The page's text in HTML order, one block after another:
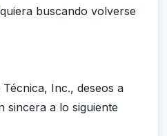
buscando volverse
Inc., deseos a
sincera a lo siguiente